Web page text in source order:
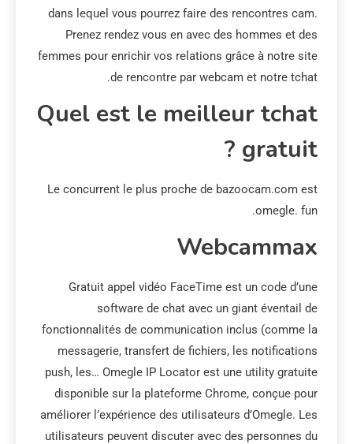
dans lequel vous pourrez faire des rencontres cam.
Prenez rendez vous en avec des hommes et des
femmes pour enrichir vos relations grâce à notre site
de rencontre par webcam et notre tchat.
Quel est le meilleur tchat
gratuit ?
Le concurrent le plus proche de bazoocam.com est
omegle. fun.
Webcammax
Gratuit appel vidéo FaceTime est un code d’une
software de chat avec un giant éventail de
fonctionnalités de communication inclus (comme la
messagerie, transfert de fichiers, les notifications
push, les… Omegle IP Locator est une utility gratuite
disponible sur la plateforme Chrome, conçue pour
améliorer l’expérience des utilisateurs d’Omegle. Les
utilisateurs peuvent discuter avec des personnes du